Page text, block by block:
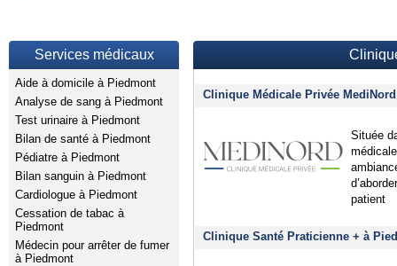
Services médicaux
Aide à domicile à Piedmont
Analyse de sang à Piedmont
Test urinaire à Piedmont
Bilan de santé à Piedmont
Pédiatre à Piedmont
Bilan sanguin à Piedmont
Cardiologue à Piedmont
Cessation de tabac à
Piedmont
Médecin pour arrêter de fumer
à Piedmont
Clinique Médicale Privée
Située
patient
Clinique Santé Praticienne + à